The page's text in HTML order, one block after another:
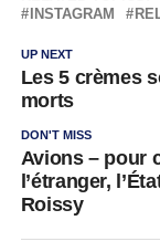
INSTAGRAM
UP NEXT
Les 5 crèmes
morts
DON'T MISS
Avions – pour
l’étranger,
Roissy